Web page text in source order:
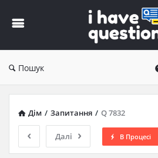
Пошук
Дім / Запитання / Q 7832
Далі В Процесі